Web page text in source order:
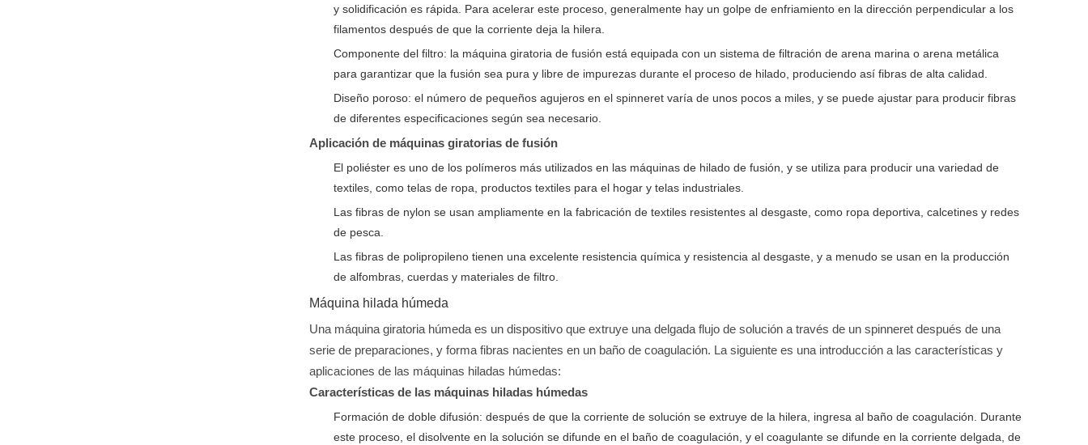
y solidificación es rápida. Para acelerar este proceso, generalmente hay un golpe de enfriamiento en la dirección perpendicular a los
filamentos después de que la corriente deja la hilera.
Componente del filtro: la máquina giratoria de fusión está equipada con un sistema de filtración de arena marina o arena metálica
para garantizar que la fusión sea pura y libre de impurezas durante el proceso de hilado, produciendo así fibras de alta calidad.
Diseño poroso: el número de pequeños agujeros en el spinneret varía de unos pocos a miles, y se puede ajustar para producir fibras
de diferentes especificaciones según sea necesario.
Aplicación de máquinas giratorias de fusión
El poliéster es uno de los polímeros más utilizados en las máquinas de hilado de fusión, y se utiliza para producir una variedad de
textiles, como telas de ropa, productos textiles para el hogar y telas industriales.
Las fibras de nylon se usan ampliamente en la fabricación de textiles resistentes al desgaste, como ropa deportiva, calcetines y redes
de pesca.
Las fibras de polipropileno tienen una excelente resistencia química y resistencia al desgaste, y a menudo se usan en la producción
de alfombras, cuerdas y materiales de filtro.
Máquina hilada húmeda
Una máquina giratoria húmeda es un dispositivo que extruye una delgada flujo de solución a través de un spinneret después de una
serie de preparaciones, y forma fibras nacientes en un baño de coagulación. La siguiente es una introducción a las características y
aplicaciones de las máquinas hiladas húmedas:
Características de las máquinas hiladas húmedas
Formación de doble difusión: después de que la corriente de solución se extruye de la hilera, ingresa al baño de coagulación. Durante
este proceso, el disolvente en la solución se difunde en el baño de coagulación, y el coagulante se difunde en la corriente delgada, de